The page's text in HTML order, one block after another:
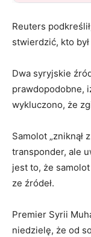
Reuters
stwierdzić, kto
Dwa syryjskie
prawdopodobne,
wykluczono, że
Samolot „zniknął
transponder, ale
jest to, że
ze źródeł.
Premier Syrii
niedzielę, że od